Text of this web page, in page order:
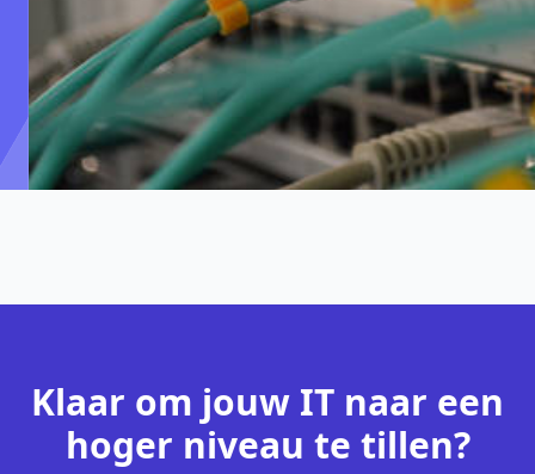
Klaar om jouw IT naar een
hoger niveau te tillen?